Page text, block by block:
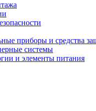
приборы и средства
системы
и элементы питания